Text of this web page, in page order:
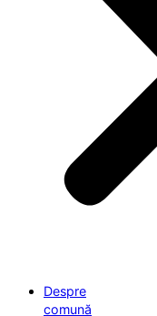
Despre
comună